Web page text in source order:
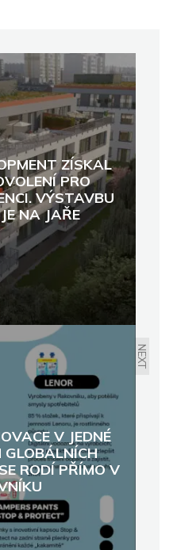
ZÍSKAL
PRO
VÝSTAVBU
NA JAŘE
NEXT
V JEDNÉ
GLOBÁLNÍCH
RODÍ PŘÍMO V